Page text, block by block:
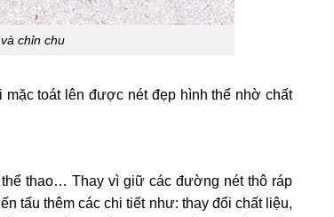
chỉn chu
toát lên được nét đẹp hình thể nhờ chất
thao… Thay vì giữ các đường nét thô ráp
tấu thêm các chi tiết như: thay đổi chất liệu,